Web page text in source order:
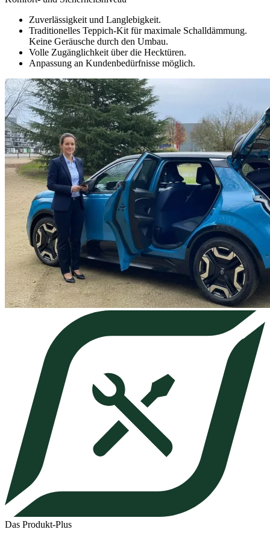
Zuverlässigkeit und Langlebigkeit.
Traditionelles Teppich-Kit für maximale Schalldämmung.
Keine Geräusche durch den Umbau.
Volle Zugänglichkeit über die Hecktüren.
Anpassung an Kundenbedürfnisse möglich.
Das Produkt-Plus